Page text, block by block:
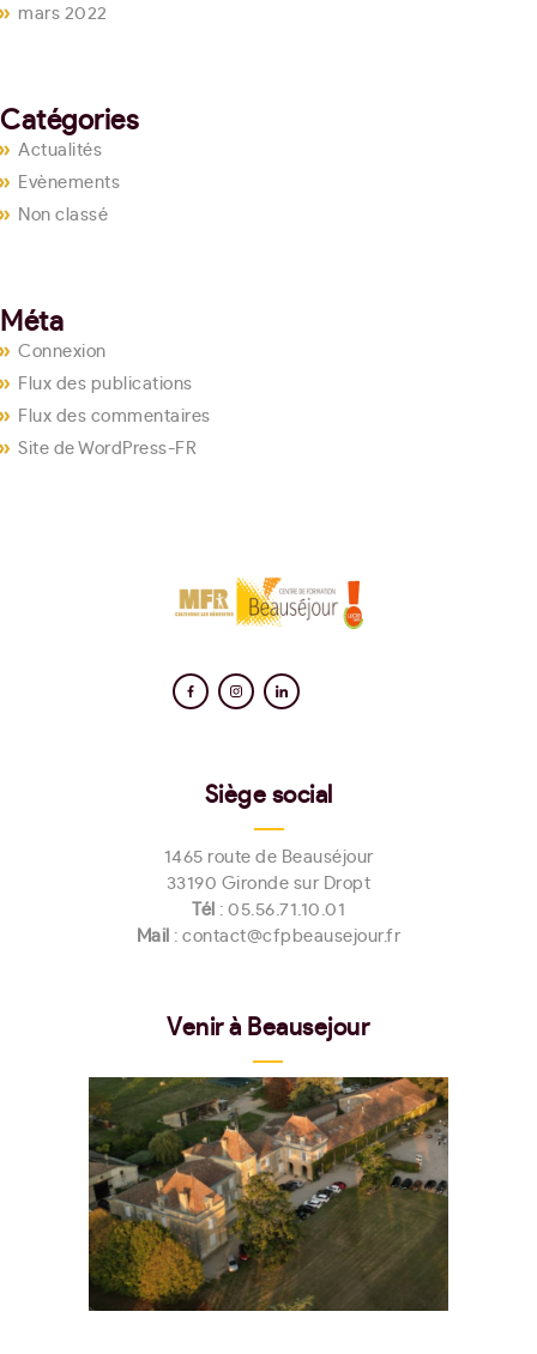
mars 2022
Catégories
Actualités
Evènements
Non classé
Méta
Connexion
Flux des publications
Flux des commentaires
Site de WordPress-FR
Siège social
1465 route de Beauséjour
33190 Gironde sur Dropt
Tél : 05.56.71.10.01
Mail : contact@cfpbeausejour.fr
Venir à Beausejour